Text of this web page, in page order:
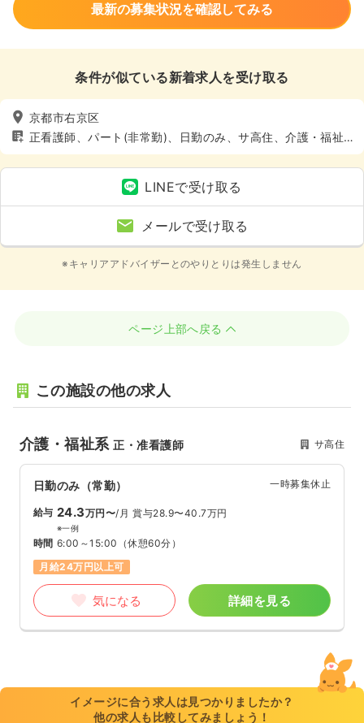
最新の募集状況を確認してみる
条件が似ている新着求人を受け取る
京都市右京区
正看護師、パート(非常勤)、日勤のみ、サ高住、介護・福祉
系
LINEで受け取る
メールで受け取る
※キャリアアドバイザーとのやりとりは発生しません
ページ上部へ戻る
この施設の他の求人
介護・福祉系正・准看護師 サ高住
日勤のみ（常勤） 一時募集休止
給与 24.3万円〜/月 賞与28.9〜40.7万円
※一例
時間 6:00～15:00 （休憩60分）
月給24万円以上可
気になる 詳細を見る
イメージに合う求人は見つかりましたか？
他の求人も比較してみましょう！